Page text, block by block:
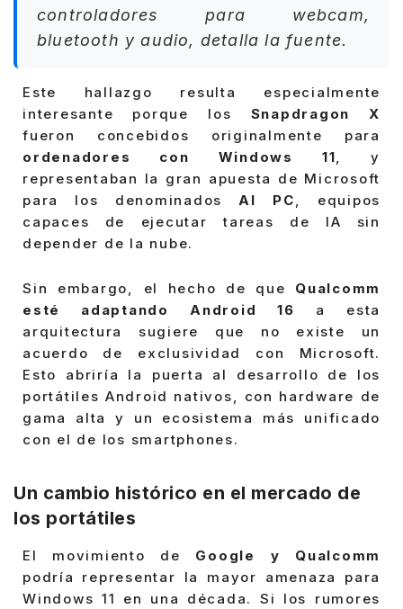
controladores para webcam,
bluetooth y audio, detalla la fuente.
Este hallazgo resulta especialmente
interesante porque los Snapdragon X
fueron concebidos originalmente para
ordenadores con Windows 11, y
representaban la gran apuesta de Microsoft
para los denominadosAI PC, equipos
capaces de ejecutar tareas de IA sin
depender de la nube.
Sin embargo, el hecho de que Qualcomm
esté adaptando Android 16
a esta
arquitectura sugiere que no existe un
acuerdo de exclusividad con Microsoft.
Esto abriría la puerta al desarrollo de los
portátiles Android nativos, con hardware de
gama alta y un ecosistema más unificado
con el de los smartphones.
Un cambio histórico en el mercado de
los portátiles
El movimiento de Google y Qualcomm
podría representar la mayor amenaza para
Windows 11 en una década. Si los rumores